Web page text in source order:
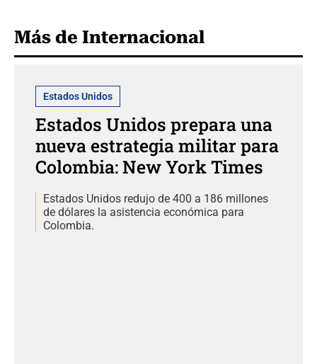
Más de Internacional
Estados Unidos
Estados Unidos prepara una
nueva estrategia militar para
Colombia: New York Times
Estados Unidos redujo de 400 a 186 millones
de dólares la asistencia económica para
Colombia.